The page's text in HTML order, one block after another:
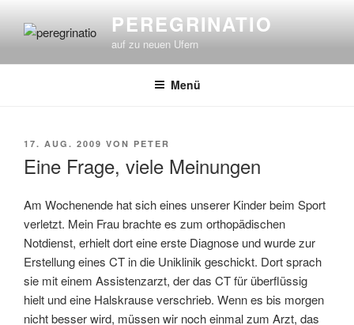
Inhalt
PEREGRINATIO
auf zu neuen Ufern
Menü
VERÖFFENTLICHT
17. AUG. 2009 VON PETER
Eine Frage, viele Meinungen
Am Wochenende hat sich eines unserer Kinder beim Sport
verletzt. Mein Frau brachte es zum orthopädischen
Notdienst, erhielt dort eine erste Diagnose und wurde zur
Erstellung eines CT in die Uniklinik geschickt. Dort sprach
sie mit einem Assistenzarzt, der das CT für überflüssig
hielt und eine Halskrause verschrieb. Wenn es bis morgen
nicht besser wird, müssen wir noch einmal zum Arzt, das